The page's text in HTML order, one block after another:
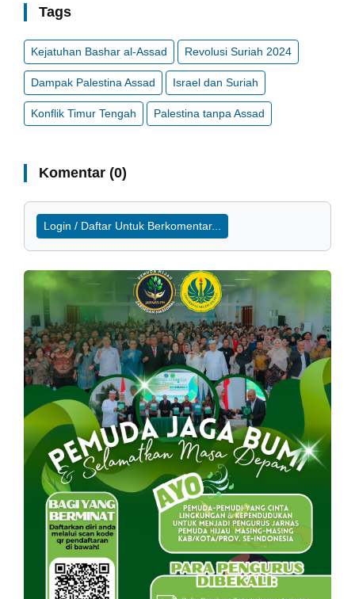
Tags
Kejatuhan Bashar al-Assad Revolusi Suriah 2024
Dampak Palestina Assad Israel dan Suriah
Konflik Timur Tengah Palestina tanpa Assad
Komentar (0)
Login / Daftar Untuk Berkomentar...